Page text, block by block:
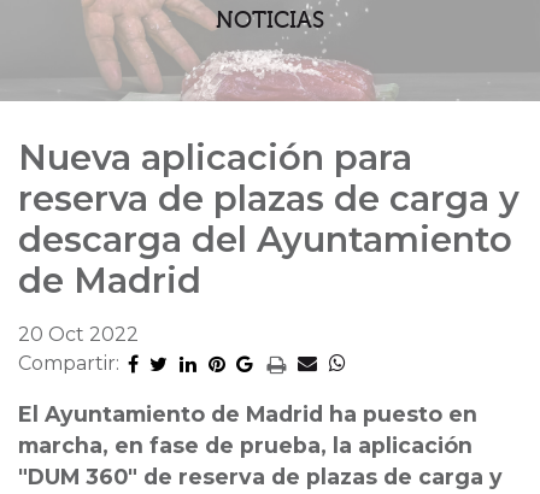
NOTICIAS
Nueva aplicación para
reserva de plazas de carga y
descarga del Ayuntamiento
de Madrid
20 Oct 2022
Compartir:
El Ayuntamiento de Madrid ha puesto en
marcha, en fase de prueba, la aplicación
"DUM 360" de reserva de plazas de carga y